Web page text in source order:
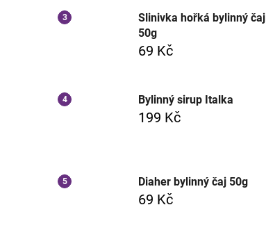
Slinivka hořká bylinný čaj
50g
69 Kč
Bylinný sirup Italka
199 Kč
Diaher bylinný čaj 50g
69 Kč